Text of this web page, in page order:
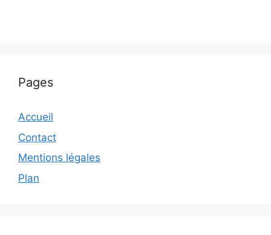
Pages
Accueil
Contact
Mentions légales
Plan